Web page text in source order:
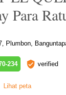
Para
Plumbon,
234 verified
Lihat peta